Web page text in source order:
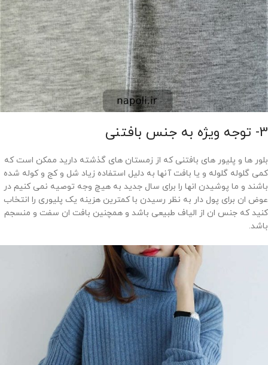
3- توجه ویژه به جنس بافتنی
بلور ها و پلیور های بافتنی که از زمستان های گذشته دارید ممکن است که
کمی گلوله گلوله و یا بافت آنها به دلیل استفاده زیاد شل و کج و کوله شده
باشند و ما پوشیدن انها را برای سال جدید به هیچ وجه توصیه نمی کنیم در
عوض ان برای پول دار به نظر رسیدن با کمترین هزینه یک پلیوری را انتخاب
کنید که جنس ان از الیاف طبیعی باشد و همچنین بافت ان سفت و منسجم
باشد.